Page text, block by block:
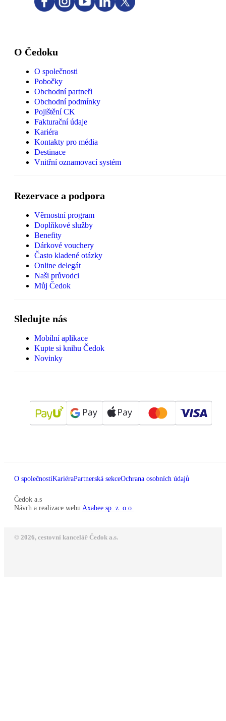
O Čedoku
O společnosti
Pobočky
Obchodní partneři
Obchodní podmínky
Pojištění CK
Fakturační údaje
Kariéra
Kontakty pro média
Destinace
Vnitřní oznamovací systém
Rezervace a podpora
Věrnostní program
Doplňkové služby
Benefity
Dárkové vouchery
Často kladené otázky
Online delegát
Naši průvodci
Můj Čedok
Sledujte nás
Mobilní aplikace
Kupte si knihu Čedok
Novinky
O společnostiKariéraPartnerská sekceOchrana osobních údajů
Čedok a.s
Návrh a realizace webu Axabee sp. z. o.o.
© 2026, cestovní kancelář Čedok a.s.